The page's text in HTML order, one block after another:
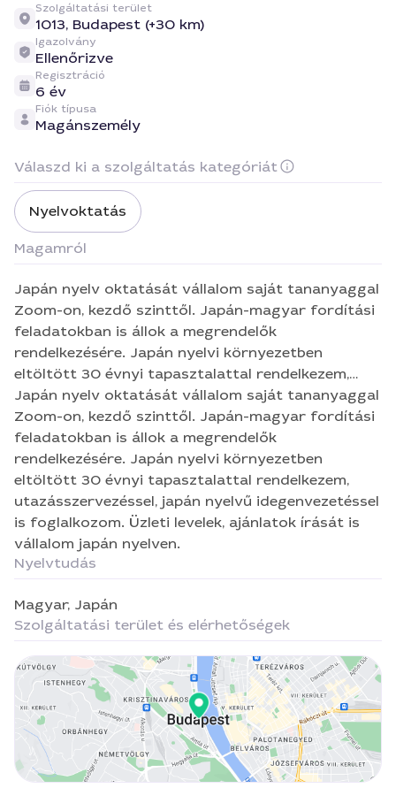
Szolgáltatási terület
1013, Budapest (+30 km)
Igazolvány
Ellenőrizve
Regisztráció
6 év
Fiók típusa
Magánszemély
Válaszd ki a szolgáltatás kategóriát
Nyelvoktatás
Magamról
Japán nyelv oktatását vállalom saját tananyaggal
Zoom-on, kezdő szinttől. Japán-magyar fordítási
feladatokban is állok a megrendelők
rendelkezésére. Japán nyelvi környezetben
eltöltött 30 évnyi tapasztalattal rendelkezem,
utazásszervezéssel, japán nyelvű idegenvezetéssel
is foglalkozom. Üzleti levelek, ajánlatok írását is
vállalom japán nyelven.
Japán nyelv oktatását vállalom saját tananyaggal
Zoom-on, kezdő szinttől. Japán-magyar fordítási
feladatokban is állok a megrendelők
rendelkezésére. Japán nyelvi környezetben
eltöltött 30 évnyi tapasztalattal rendelkezem,
utazásszervezéssel, japán nyelvű idegenvezetéssel
is foglalkozom. Üzleti levelek, ajánlatok írását is
vállalom japán nyelven.
Nyelvtudás
Magyar, Japán
Szolgáltatási terület és elérhetőségek